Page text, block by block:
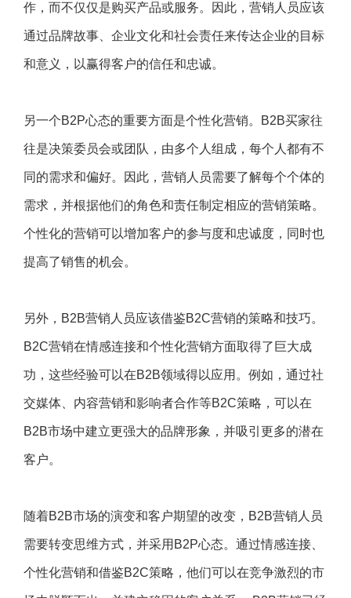
作，而不仅仅是购买产品或服务。因此，营销人员应该
通过品牌故事、企业文化和社会责任来传达企业的目标
和意义，以赢得客户的信任和忠诚。
另一个B2P心态的重要方面是个性化营销。B2B买家往
往是决策委员会或团队，由多个人组成，每个人都有不
同的需求和偏好。因此，营销人员需要了解每个个体的
需求，并根据他们的角色和责任制定相应的营销策略。
个性化的营销可以增加客户的参与度和忠诚度，同时也
提高了销售的机会。
另外，B2B营销人员应该借鉴B2C营销的策略和技巧。
B2C营销在情感连接和个性化营销方面取得了巨大成
功，这些经验可以在B2B领域得以应用。例如，通过社
交媒体、内容营销和影响者合作等B2C策略，可以在
B2B市场中建立更强大的品牌形象，并吸引更多的潜在
客户。
随着B2B市场的演变和客户期望的改变，B2B营销人员
需要转变思维方式，并采用B2P心态。通过情感连接、
个性化营销和借鉴B2C策略，他们可以在竞争激烈的市